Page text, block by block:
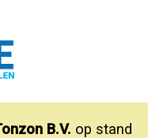
B.V. op stand